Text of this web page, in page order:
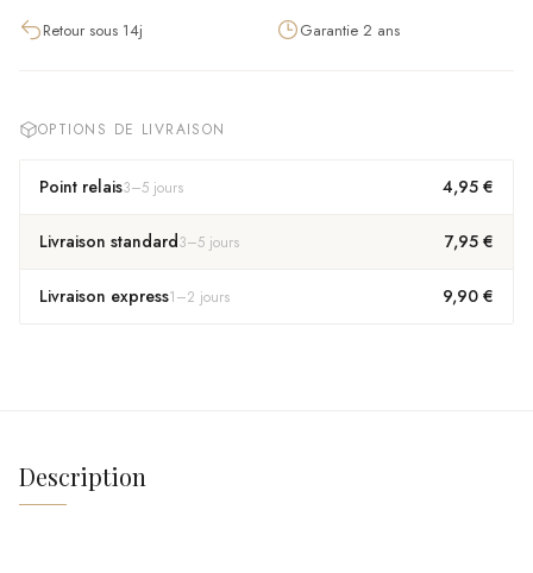
Retour sous 14j
Garantie 2 ans
OPTIONS DE LIVRAISON
Point relais3–5 jours 4,95 €
Livraison standard3–5 jours 7,95 €
Livraison express1–2 jours 9,90 €
Description